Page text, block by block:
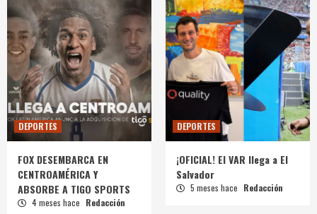
DEPORTES
FOX DESEMBARCA EN
CENTROAMÉRICA Y
ABSORBE A TIGO SPORTS
4 meses hace Redacción
DEPORTES
¡OFICIAL! El VAR llega a El
Salvador
5 meses hace Redacción